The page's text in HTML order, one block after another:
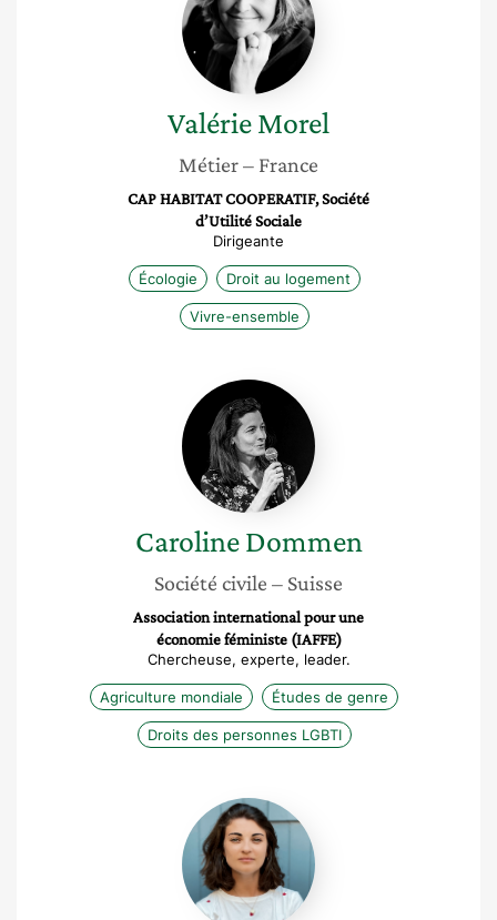
ValérieMorel
Métier– France
CAP HABITAT COOPERATIF, Société
d’Utilité Sociale
Dirigeante
Écologie Droit au logement
Vivre-ensemble
Caroline
Dommen
Caroline Dommen
Société civile – Suisse
Association international pour une
économie féministe (IAFFE)
Chercheuse, experte, leader.
Agriculture mondiale Études de genre
Droits des personnes LGBTI
Amandine
Garnier